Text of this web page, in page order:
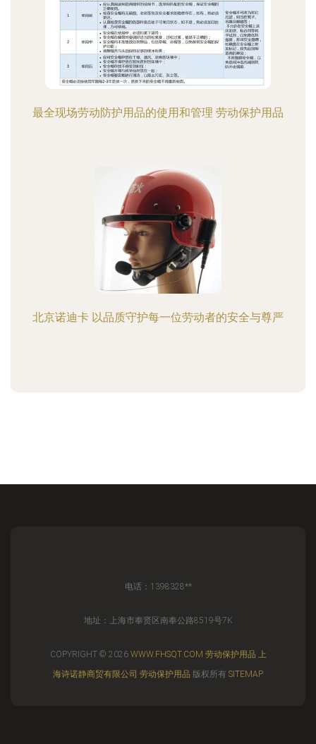
最全现场劳动防护用品的使用和管理 劳动保护用品
北京诺迪卡 以品质守护每一位劳动者的安全与尊严
电话：1398328**
地址：上海市奉贤区南奉公路8519号7K
COPYRIGHT © 2026 WWW.FHSQT.COM 劳动保护用品 上
海诗诺静商贸有限公司 劳动保护用品 版权所有 SITEMAP